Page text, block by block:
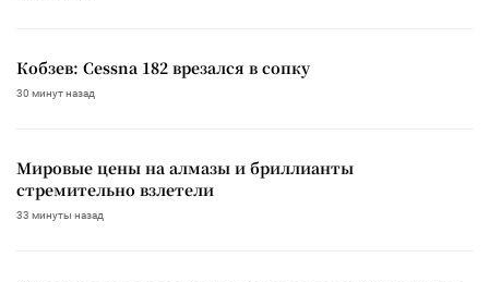
Кобзев: Cessna 182 врезался в сопку
30 минут назад
Мировые цены на алмазы и бриллианты
стремительно взлетели
33 минуты назад